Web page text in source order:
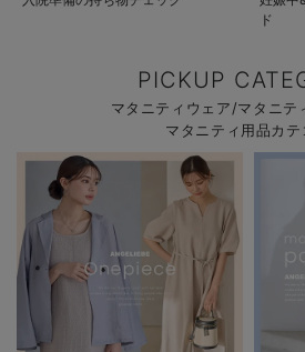
ド
PICKUP
マタニティウェア/マタニテ
マタニティ用品カテ